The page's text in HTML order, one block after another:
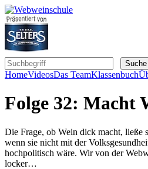
HomeVideosDas TeamKlassenbuch
Folge 32: Macht
Die Frage, ob Wein dick macht, ließe
wenn sie nicht mit der
hochpolitisch wäre. Wir von der
locker…